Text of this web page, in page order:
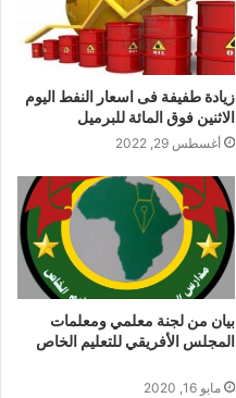
زيادة طفيفة فى اسعار النفط اليوم
الاثنين فوق المائة للبرميل
أغسطس 29, 2022
بيان من لجنة معلمي ومعلمات
المجلس الأفريقي للتعليم الخاص
مايو 16, 2020